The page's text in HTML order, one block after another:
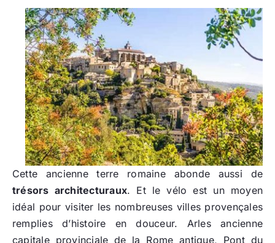
Cette ancienne terre romaine abonde aussi de
trésors architecturaux. Et le vélo est un moyen
idéal pour visiter les nombreuses villes provençales
remplies d’histoire en douceur. Arles ancienne
capitale provinciale de la Rome antique, Pont du